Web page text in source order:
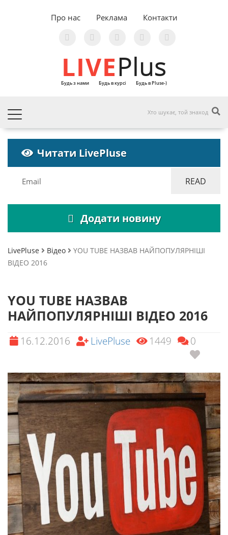
Про нас Реклама Контакти
LIVEPlus
Будь з нами Будь в курсі Будь в Pluse-)
Читати LivePluse
Додати новину
LivePluse Відео
YOU TUBE НАЗВАВ НАЙПОПУЛЯРНІШІ
ВІДЕО 2016
YOU TUBE НАЗВАВ
НАЙПОПУЛЯРНІШІ ВІДЕО 2016
16.12.2016 LivePluse 1449 0